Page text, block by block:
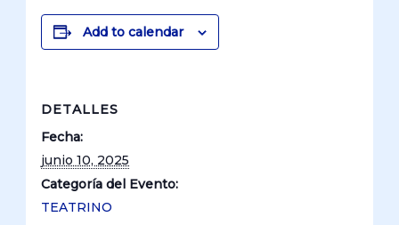
Add to calendar
DETALLES
Fecha:
junio 10, 2025
Categoría del Evento:
TEATRINO